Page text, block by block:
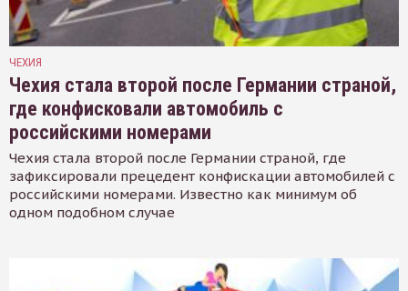
ЧЕХИЯ
Чехия стала второй после Германии страной,
где конфисковали автомобиль с
российскими номерами
Чехия стала второй после Германии страной, где
зафиксировали прецедент конфискации автомобилей с
российскими номерами. Известно как минимум об
одном подобном случае